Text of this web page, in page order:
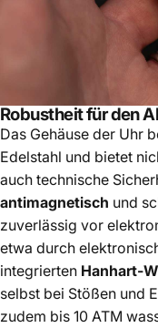
Robustheit für den
Das Gehäuse der Uhr
Edelstahl und bietet
auch technische
antimagnetisch und
zuverlässig vor
etwa durch
integrierten Hanhart-
selbst bei Stößen und
zudem bis 10 ATM